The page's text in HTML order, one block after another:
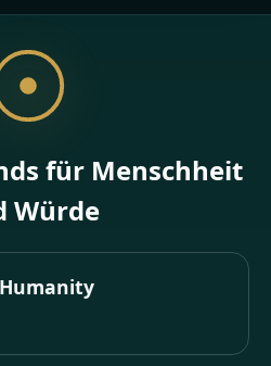
für Menschheit
Würde